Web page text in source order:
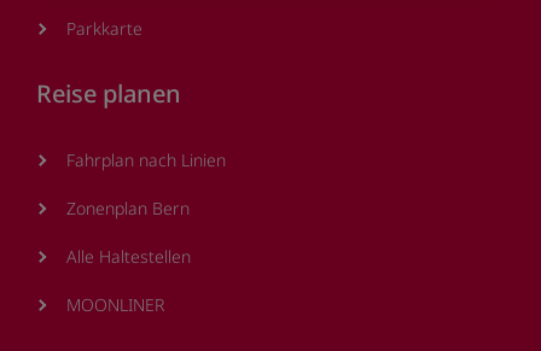
Parkkarte
Reise planen
Fahrplan nach Linien
Zonenplan Bern
Alle Haltestellen
MOONLINER